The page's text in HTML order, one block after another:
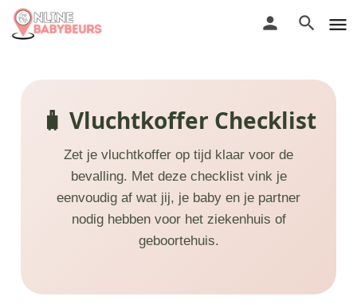
🧳 Vluchtkoffer Checklist
Zet je vluchtkoffer op tijd klaar voor de
bevalling. Met deze checklist vink je
eenvoudig af wat jij, je baby en je partner
nodig hebben voor het ziekenhuis of
geboortehuis.